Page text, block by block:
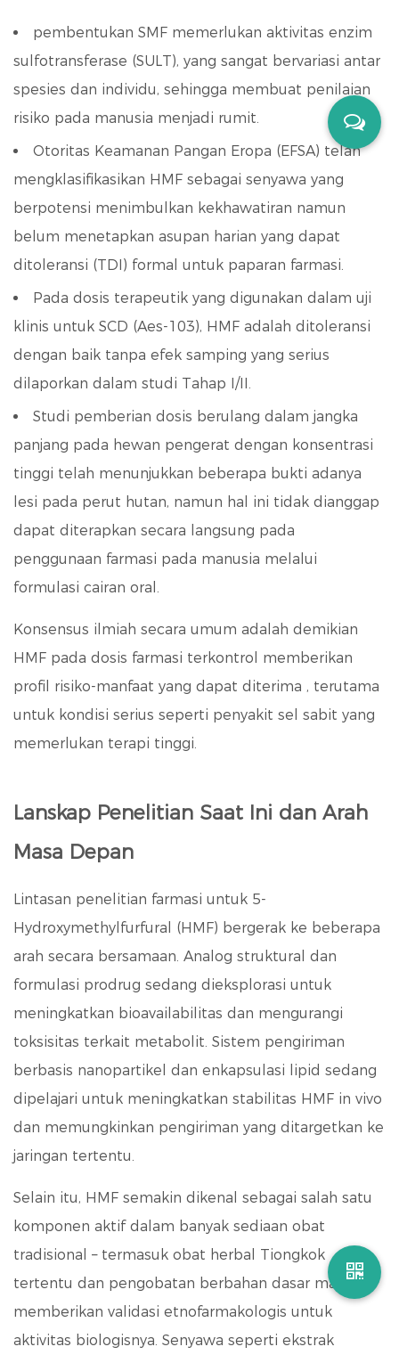
pembentukan SMF memerlukan aktivitas enzim
sulfotransferase (SULT), yang sangat bervariasi antar
spesies dan individu, sehingga membuat penilaian
risiko pada manusia menjadi rumit.
Otoritas Keamanan Pangan Eropa (EFSA) telah
mengklasifikasikan HMF sebagai senyawa yang
berpotensi menimbulkan kekhawatiran namun
belum menetapkan asupan harian yang dapat
ditoleransi (TDI) formal untuk paparan farmasi.
Pada dosis terapeutik yang digunakan dalam uji
klinis untuk SCD (Aes-103), HMF adalah ditoleransi
dengan baik tanpa efek samping yang serius
dilaporkan dalam studi Tahap I/II.
Studi pemberian dosis berulang dalam jangka
panjang pada hewan pengerat dengan konsentrasi
tinggi telah menunjukkan beberapa bukti adanya
lesi pada perut hutan, namun hal ini tidak dianggap
dapat diterapkan secara langsung pada
penggunaan farmasi pada manusia melalui
formulasi cairan oral.
Konsensus ilmiah secara umum adalah demikian
HMF pada dosis farmasi terkontrol memberikan
profil risiko-manfaat yang dapat diterima , terutama
untuk kondisi serius seperti penyakit sel sabit yang
memerlukan terapi tinggi.
Lanskap Penelitian Saat Ini dan Arah
Masa Depan
Lintasan penelitian farmasi untuk 5-
Hydroxymethylfurfural (HMF) bergerak ke beberapa
arah secara bersamaan. Analog struktural dan
formulasi prodrug sedang dieksplorasi untuk
meningkatkan bioavailabilitas dan mengurangi
toksisitas terkait metabolit. Sistem pengiriman
berbasis nanopartikel dan enkapsulasi lipid sedang
dipelajari untuk meningkatkan stabilitas HMF in vivo
dan memungkinkan pengiriman yang ditargetkan ke
jaringan tertentu.
Selain itu, HMF semakin dikenal sebagai salah satu
komponen aktif dalam banyak sediaan obat
tradisional – termasuk obat herbal Tiongkok
tertentu dan pengobatan berbahan dasar madu –
memberikan validasi etnofarmakologis untuk
aktivitas biologisnya. Senyawa seperti ekstrak